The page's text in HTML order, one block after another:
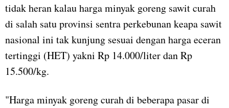
tidak heran kalau harga minyak goreng sawit curah
di salah satu provinsi sentra perkebunan keapa sawit
nasional ini tak kunjung sesuai dengan harga eceran
tertinggi (HET) yakni Rp 14.000/liter dan Rp
15.500/kg.
"Harga minyak goreng curah di beberapa pasar di